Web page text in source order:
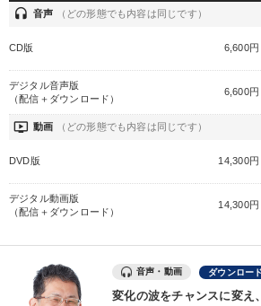
headset 音声 （どの形態でも内容は同じです）
CD版 6,600円
デジタル音声版
（配信＋ダウンロード）
6,600円
ondemand_video 動画 （どの形態でも内容は同じです）
DVD版 14,300円
デジタル動画版
（配信＋ダウンロード）
14,300円
音声・動画 ダウンロー
変化の波をチャンスに変え